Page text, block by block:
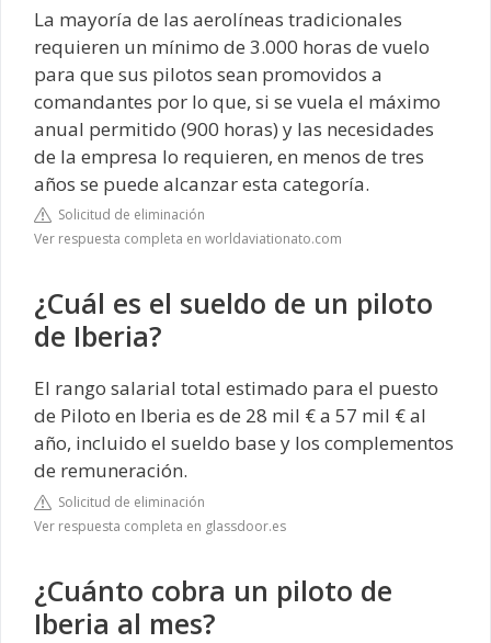
La mayoría de las aerolíneas tradicionales
requieren un mínimo de 3.000 horas de vuelo
para que sus pilotos sean promovidos a
comandantes por lo que, si se vuela el máximo
anual permitido (900 horas) y las necesidades
de la empresa lo requieren, en menos de tres
años se puede alcanzar esta categoría.
Solicitud de eliminación
Ver respuesta completa en worldaviationato.com
¿Cuál es el sueldo de un piloto
de Iberia?
El rango salarial total estimado para el puesto
de Piloto en Iberia es de 28 mil € a 57 mil € al
año, incluido el sueldo base y los complementos
de remuneración.
Solicitud de eliminación
Ver respuesta completa en glassdoor.es
¿Cuánto cobra un piloto de
Iberia al mes?